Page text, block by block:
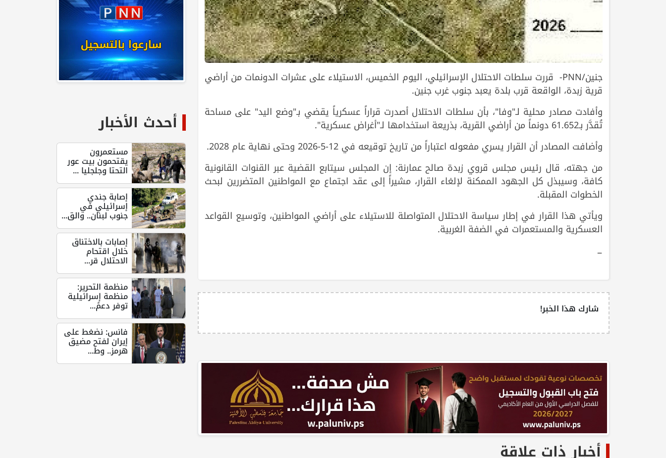
جنين/PNN- قررت سلطات الاحتلال الإسرائيلي، اليوم الخميس، الاستيلاء على عشرات الدونمات من أراضي
قرية زبدة، الواقعة قرب بلدة يعبد جنوب غرب جنين.
وأفادت مصادر محلية لـ"وفا"، بأن سلطات الاحتلال أصدرت قراراً عسكرياً يقضي بـ"وضع اليد" على مساحة
تُقدَّر بـ61.652 دونماً من أراضي القرية، بذريعة استخدامها لـ"أغراض عسكرية".
وأضافت المصادر أن القرار يسري مفعوله اعتباراً من تاريخ توقيعه في 12-5-2026 وحتى نهاية عام 2028.
من جهته، قال رئيس مجلس قروي زبدة صالح عمارنة: إن المجلس سيتابع القضية عبر القنوات القانونية
كافة، وسيبذل كل الجهود الممكنة لإلغاء القرار، مشيراً إلى عقد اجتماع مع المواطنين المتضررين لبحث
الخطوات المقبلة.
ويأتي هذا القرار في إطار سياسة الاحتلال المتواصلة للاستيلاء على أراضي المواطنين، وتوسيع القواعد
العسكرية والمستعمرات في الضفة الغربية.
ــ
شارك هذا الخبر!
أخبار ذات علاقة
أحدث الأخبار
مستعمرون
يقتحمون بيت عور
التحتا وجلجليا ...
إصابة جندي
إسرائيلي في
جنوب لبنان.. والق...
إصابات بالاختناق
خلال اقتحام
الاحتلال قر...
منظمة التحرير:
منظمة إسرائيلية
توفر دعمً...
فانس: نضغط على
إيران لفتح مضيق
هرمز.. وط...